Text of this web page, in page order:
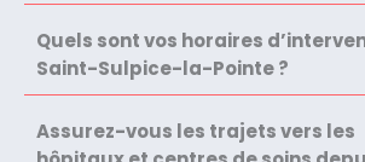
Quels sont vos horaires
Saint-Sulpice-la-Pointe ?
Assurez-vous les trajets vers les